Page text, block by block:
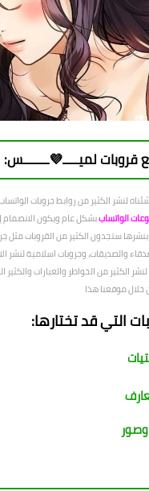
لميـــــ💜ــــــــس:
لنشر الكثير من روابط جروبات
الواتساببشكل عام ويكون
ستجدون الكثير من القروبات مثل
والصديقات، وجروبات اسلامية لنشر
الكثير من الخواطر والعبارات والكثير
خلال موقعنا هذا
التي قد تختارها:
وصور